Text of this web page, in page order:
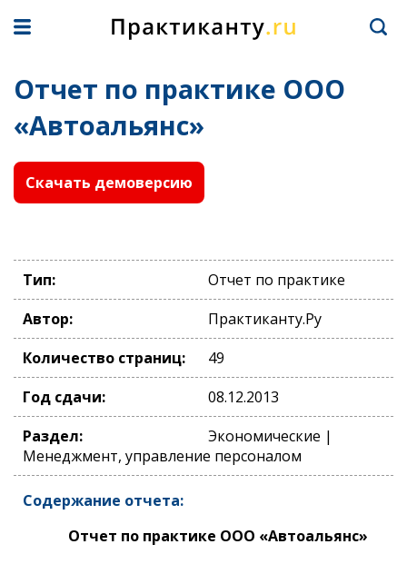
Отчет по практике ООО
«Автоальянс»
Скачать демоверсию
Тип:
Отчет по практике
Автор:
Практиканту.Ру
Количество страниц:
49
Год сдачи:
08.12.2013
Раздел:
Экономические |
Менеджмент, управление персоналом
Содержание отчета:
Отчет по практике ООО «Автоальянс»